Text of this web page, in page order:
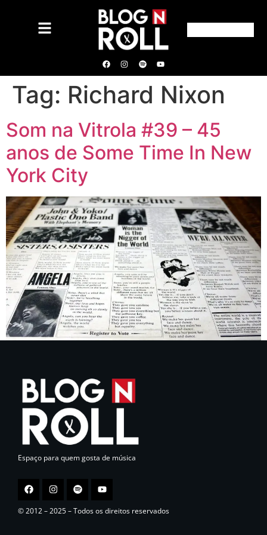
Tag: Richard Nixon
Som na Vitrola #39 – 45
anos de Some Time In New
York City
Espaço para quem gosta de música
© 2012 – 2025 – Todos os direitos reservados